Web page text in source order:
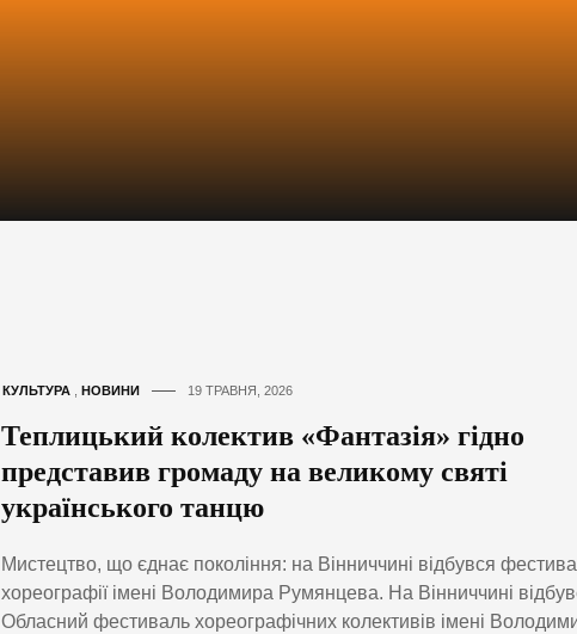
КУЛЬТУРА НОВИНИ 19 ТРАВНЯ, 2026
Теплицький колектив «Фантазія» гідно
представив громаду на великому святі
українського танцю
Мистецтво, що єднає покоління: на Вінниччині відбувся
хореографії імені Володимира Румянцева. На Вінниччині
Обласний фестиваль хореографічних колективів імені